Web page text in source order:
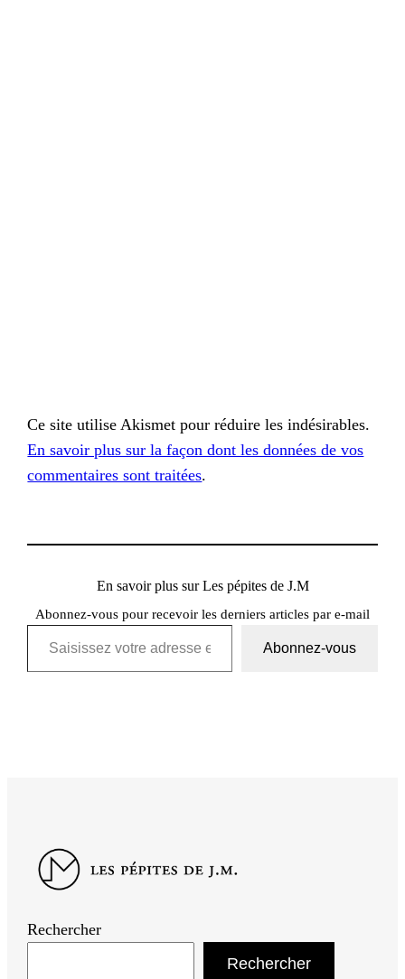
Ce site utilise Akismet pour réduire les indésirables.
En savoir plus sur la façon dont les données de vos
commentaires sont traitées.
En savoir plus sur Les pépites de J.M
Abonnez-vous pour recevoir les derniers articles par e-mail
Saisissez votre adresse e-mail…
Abonnez-vous
Rechercher
Rechercher